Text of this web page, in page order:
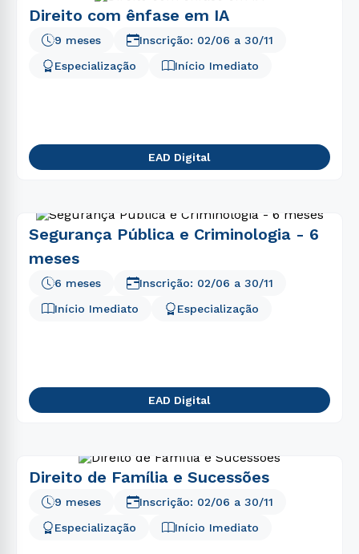
Direito com ênfase em IA
Especialização Início Imediato
9 meses Inscrição: 02/06 a 30/11
EAD Digital
Segurança Pública e Criminologia - 6
meses
6 meses
Início Imediato
Especialização
Inscrição: 02/06 a 30/11
EAD Digital
Direito de Família e Sucessões
Especialização
9 meses
Início Imediato
Inscrição: 02/06 a 30/11